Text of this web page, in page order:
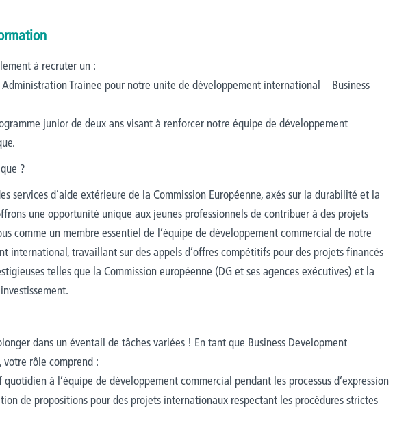
à recruter un :
Administration Trainee pour notre unite de développement international – Business
junior de deux ans visant à renforcer notre équipe de développement
?
services d’aide extérieure de la Commission Européenne, axés sur la durabilité et la
une opportunité unique aux jeunes professionnels de contribuer à des projets
comme un membre essentiel de l’équipe de développement commercial de notre
international, travaillant sur des appels d’offres compétitifs pour des projets financés
telles que la Commission européenne (DG et ses agences exécutives) et la
dans un éventail de tâches variées ! En tant que Business Development
rôle comprend :
à l’équipe de développement commercial pendant les processus d’expression
de propositions pour des projets internationaux respectant les procédures strictes